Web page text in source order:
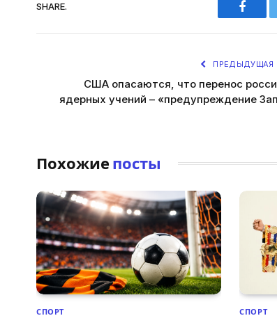
SHARE.
ПРЕДЫДУЩАЯ
США опасаются, что перенос
ядерных учений – «предупреждение
Похожие посты
СПОРТ СПОРТ